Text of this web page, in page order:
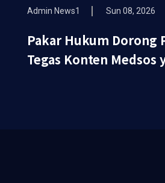
Admin News1 Sun 08, 2026
Pakar Hukum Dorong
Tegas Konten Medsos